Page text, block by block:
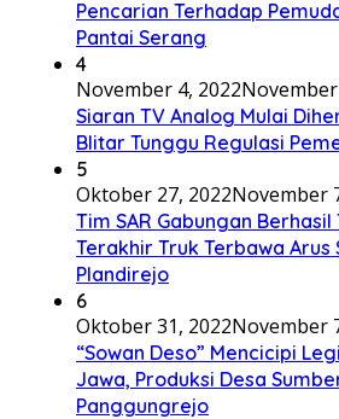
Pencarian Terhadap
Pantai Serang
4
November 4, 2022
Siaran TV Analog Mulai
Blitar Tunggu Regulasi
5
Oktober 27, 2022November
Tim SAR Gabungan
Terakhir Truk Terbawa Arus
Plandirejo
6
Oktober 31, 2022November
“Sowan Deso” Mencicipi
Jawa, Produksi Desa
Panggungrejo